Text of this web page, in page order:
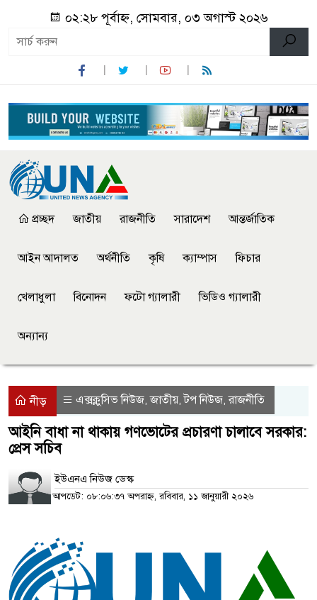
০২:২৮ পূর্বাহ্ন, সোমবার, ০৩ অগাস্ট ২০২৬
প্রচ্ছদ জাতীয় রাজনীতি সারাদেশ আন্তর্জাতিক
আইন আদালত অর্থনীতি কৃষি ক্যাম্পাস ফিচার
খেলাধুলা বিনোদন ফটো গ্যালারী ভিডিও গ্যালারী
অন্যান্য
নীড় এক্সক্লুসিভ নিউজ,জাতীয়,টপ নিউজ,রাজনীতি
আইনি বাধা না থাকায় গণভোটের প্রচারণা চালাবে সরকার:
প্রেস সচিব
ইউএনএ নিউজ ডেস্ক
আপডেট: ০৮:০৬:৩৭ অপরাহ্ন, রবিবার, ১১ জানুয়ারী ২০২৬